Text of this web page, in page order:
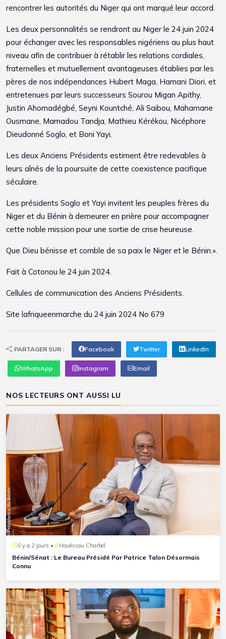
rencontrer les autorités du Niger qui ont marqué leur accord.
Les deux personnalités se rendront au Niger le 24 juin 2024
pour échanger avec les responsables nigériens au plus haut
niveau afin de contribuer à rétablir les relations cordiales,
fraternelles et mutuellement avantageuses établies par les
pères de nos indépendances Hubert Maga, Hamani Diori, et
entretenues par leurs successeurs Sourou Migan Apithy,
Justin Ahomadégbé, Seyni Kountché, Ali Saibou, Mahamane
Ousmane, Mamadou Tandja, Mathieu Kérékou, Nicéphore
Dieudonné Soglo, et Boni Yayi.
Les deux Anciens Présidents estiment être redevables à
leurs aînés de la poursuite de cette coexistence pacifique
séculaire.
Les présidents Soglo et Yayi invitent les peuples frères du
Niger et du Bénin à demeurer en prière pour accompagner
cette noble mission pour une sortie de crise heureuse.
Que Dieu bénisse et comble de sa paix le Niger et le Bénin.».
Fait à Cotonou le 24 juin 2024.
Cellules de communication des Anciens Présidents.
Site lafriqueenmarche du 24 juin 2024 No 679
PARTAGER SUR : Facebook Twitter LinkedIn
WhatsApp Instagram Email
NOS LECTEURS ONT AUSSI LU
il y a 2 jours • Houéssou Charbel
Bénin/Sénat : Le Bureau Présidé Par Patrice Talon Désormais
Connu